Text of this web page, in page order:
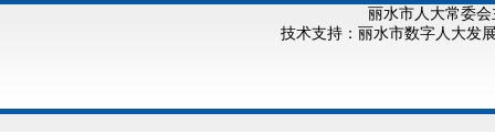
丽水市人大常委会
技术支持：丽水市数字人大发